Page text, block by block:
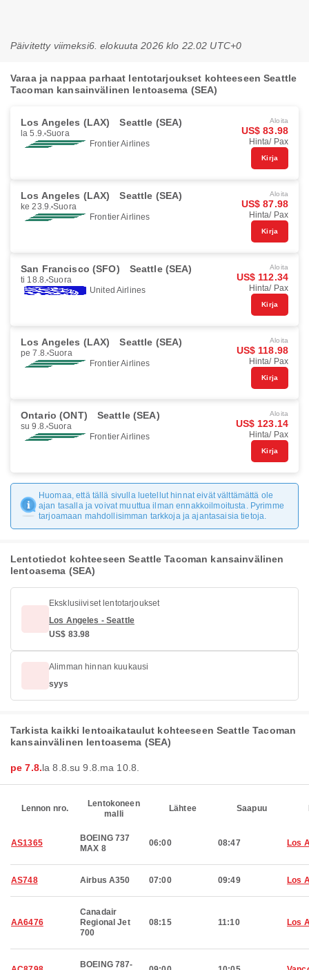
Päivitetty viimeksi6. elokuuta 2026 klo 22.02 UTC+0
Varaa ja nappaa parhaat lentotarjoukset kohteeseen Seattle
Tacoman kansainvälinen lentoasema (SEA)
Los Angeles (LAX) Seattle (SEA)
la 5.9. Suora
Frontier Airlines
Aloita
US$ 83.98
Hinta/ Pax
Kirja
Los Angeles (LAX) Seattle (SEA)
ke 23.9. Suora
Frontier Airlines
Aloita
US$ 87.98
Hinta/ Pax
Kirja
San Francisco (SFO) Seattle (SEA)
ti 18.8. Suora
United Airlines
Aloita
US$ 112.34
Hinta/ Pax
Kirja
Los Angeles (LAX) Seattle (SEA)
pe 7.8. Suora
Frontier Airlines
Aloita
US$ 118.98
Hinta/ Pax
Kirja
Ontario (ONT) Seattle (SEA)
su 9.8. Suora
Frontier Airlines
Aloita
US$ 123.14
Hinta/ Pax
Kirja
Huomaa, että tällä sivulla luetellut hinnat eivät välttämättä ole
ajan tasalla ja voivat muuttua ilman ennakkoilmoitusta. Pyrimme
tarjoamaan mahdollisimman tarkkoja ja ajantasaisia tietoja.
Lentotiedot kohteeseen Seattle Tacoman kansainvälinen
lentoasema (SEA)
Eksklusiiviset lentotarjoukset
Los Angeles - Seattle
US$ 83.98
Alimman hinnan kuukausi
syys
Tarkista kaikki lentoaikataulut kohteeseen Seattle Tacoman
kansainvälinen lentoasema (SEA)
pe 7.8.la 8.8. su 9.8. ma 10.8.
Lennon nro.
Lentokoneen
malli
Lähtee Saapuu
AS1365
BOEING 737
MAX 8
06:00 08:47 Los
AS748 Airbus A350 07:00 09:49 Los
AA6476
Canadair
Regional Jet
700
08:15 11:10 Los
BOEING 787-